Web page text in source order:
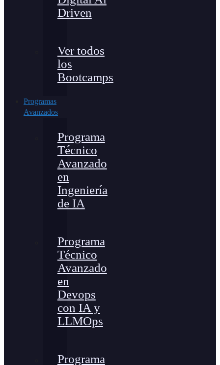
Driven
Ver todos
los
Bootcamps
Programas
Avanzados
Programa
Técnico
Avanzado
en
Ingeniería
de IA
Programa
Técnico
Avanzado
en
Devops
con IA y
LLMOps
Programa